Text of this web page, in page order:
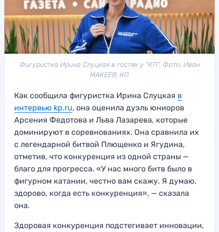
Фигуристка Ирина Слуцкая в гостях у "КП". Фото: Иван
МАКЕЕВ, КП
Как сообщила фигуристка Ирина Слуцкая в
интервью kp.ru, она оценила дуэль юниоров
Арсения Федотова и Льва Лазарева, которые
доминируют в соревнованиях. Она сравнила их
с легендарной битвой Плющенко и Ягудина,
отметив, что конкуренция из одной страны —
благо для прогресса. «У нас много битв было в
фигурном катании, честно вам скажу. Я думаю,
здорово, когда есть конкуренция», — сказала
она.
Здоровая конкуренция подстегивает инновации,